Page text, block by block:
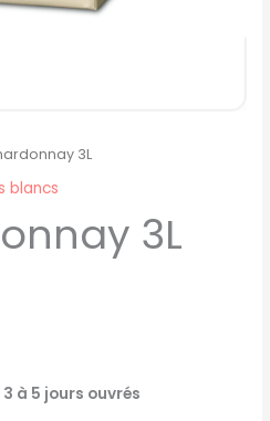
3L
blancs
3L
à 5 jours ouvrés